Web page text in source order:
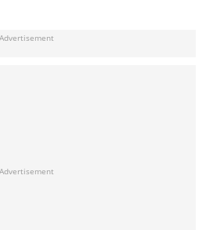
Advertisement
Advertisement